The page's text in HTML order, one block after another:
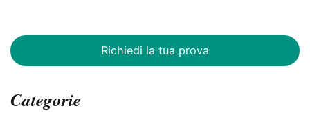
Richiedi la tua prova
Categorie